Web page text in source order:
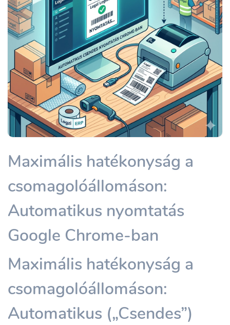
Maximális hatékonyság a
csomagolóállomáson:
Automatikus nyomtatás
Google Chrome-ban
Maximális hatékonyság a
csomagolóállomáson:
Automatikus („Csendes”)